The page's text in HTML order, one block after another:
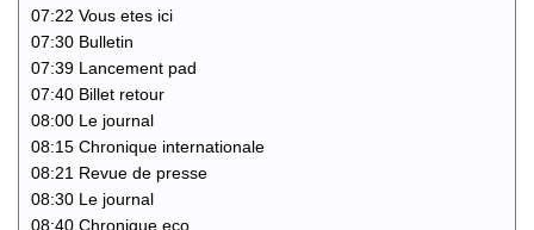
07:22 Vous etes ici
07:30 Bulletin
07:39 Lancement pad
07:40 Billet retour
08:00 Le journal
08:15 Chronique internationale
08:21 Revue de presse
08:30 Le journal
08:40 Chronique eco